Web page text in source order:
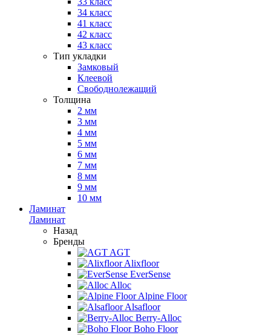
34 класс
41 класс
42 класс
43 класс
Тип укладки
Замковый
Клеевой
Свободнолежащий
Толщина
2 мм
3 мм
4 мм
5 мм
6 мм
7 мм
8 мм
9 мм
10 мм
Ламинат
Ламинат
Назад
Бренды
AGT
Alixfloor
EverSense
Alloc
Alpine Floor
Alsafloor
Berry-Alloc
Boho Floor